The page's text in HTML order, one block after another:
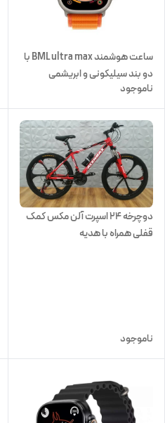
ساعت هوشمند BML ultra max با
دو بند سیلیکونی و ابریشمی
ناموجود
دوچرخه 24 اسپرت آلن مکس کمک
قفلی همراه با هدیه
ناموجود